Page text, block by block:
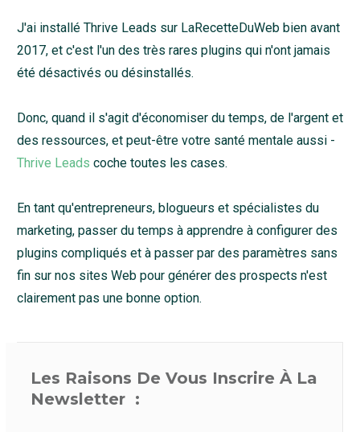
J'ai installé Thrive Leads sur LaRecetteDuWeb bien avant
2017, et c'est l'un des très rares plugins qui n'ont jamais
été désactivés ou désinstallés.
Donc, quand il s'agit d'économiser du temps, de l'argent et
des ressources, et peut-être votre santé mentale aussi -
Thrive Leads coche toutes les cases.
En tant qu'entrepreneurs, blogueurs et spécialistes du
marketing, passer du temps à apprendre à configurer des
plugins compliqués et à passer par des paramètres sans
fin sur nos sites Web pour générer des prospects n'est
clairement pas une bonne option.
Les Raisons De Vous Inscrire À La
Newsletter :